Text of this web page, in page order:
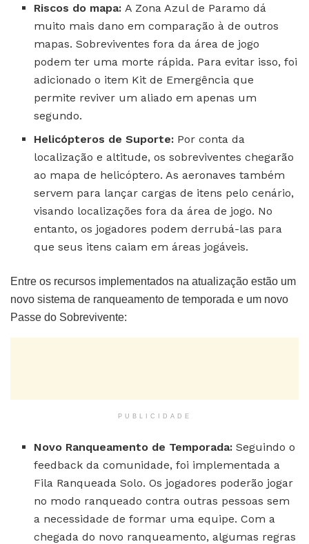
Riscos do mapa:A Zona Azul de Paramo dá
muito mais dano em comparação à de outros
mapas. Sobreviventes fora da área de jogo
podem ter uma morte rápida. Para evitar isso, foi
adicionado o item Kit de Emergência que
permite reviver um aliado em apenas um
segundo.
Helicópteros de Suporte: Por conta da
localização e altitude, os sobreviventes chegarão
ao mapa de helicóptero. As aeronaves também
servem para lançar cargas de itens pelo cenário,
visando localizações fora da área de jogo. No
entanto, os jogadores podem derrubá-las para
que seus itens caiam em áreas jogáveis.
Entre os recursos implementados na atualização estão um
novo sistema de ranqueamento de temporada e um novo
Passe do Sobrevivente:
PUBLICIDADE
Novo Ranqueamento de Temporada:Seguindo o
feedback da comunidade, foi implementada a
Fila Ranqueada Solo. Os jogadores poderão jogar
no modo ranqueado contra outras pessoas sem
a necessidade de formar uma equipe. Com a
chegada do novo ranqueamento, algumas regras